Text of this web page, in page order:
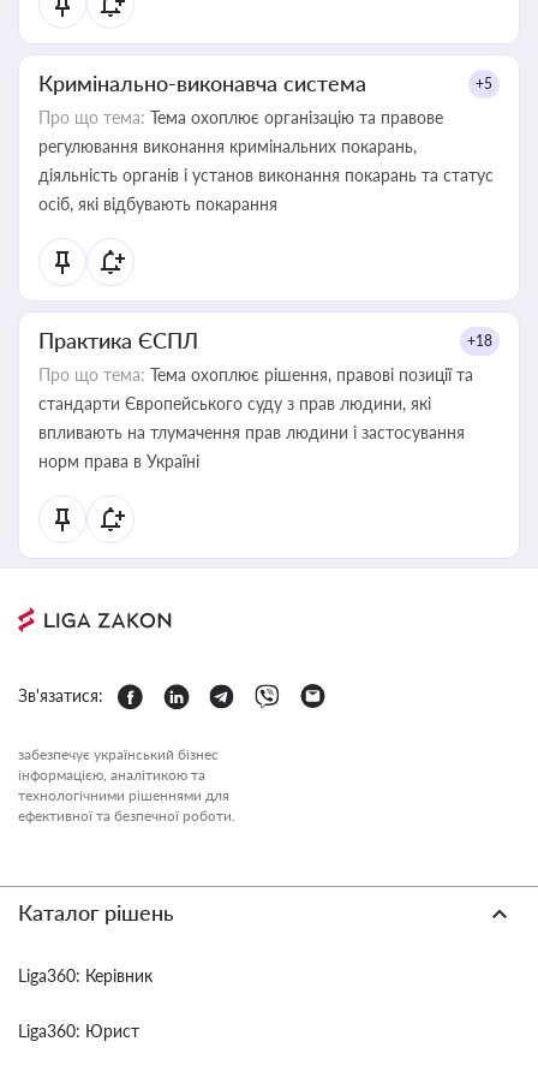
Кримінально-виконавча система +5
Про що тема: Тема охоплює організацію та правове
регулювання виконання кримінальних покарань,
діяльність органів і установ виконання покарань та статус
осіб, які відбувають покарання
Практика ЄСПЛ +18
Про що тема: Тема охоплює рішення, правові позиції та
стандарти Європейського суду з прав людини, які
впливають на тлумачення прав людини і застосування
норм права в Україні
Зв'язатися:
забезпечує український бізнес
інформацією, аналітикою та
технологічними рішеннями для
ефективної та безпечної роботи.
Каталог рішень
Liga360: Керівник
Liga360: Юрист